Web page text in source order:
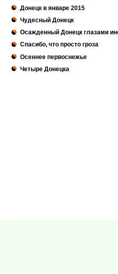
Донецк в январе 2015
Чудесный Донецк
Осажденный Донецк глазами
Спасибо, что просто гроза
Осеннее первоснежье
Четыре Донецка